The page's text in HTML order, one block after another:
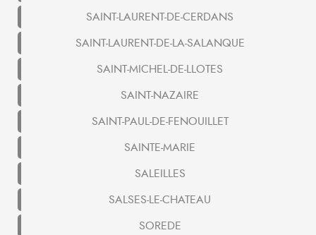
SAINT-LAURENT-DE-CERDANS
SAINT-LAURENT-DE-LA-SALANQUE
SAINT-MICHEL-DE-LLOTES
SAINT-NAZAIRE
SAINT-PAUL-DE-FENOUILLET
SAINTE-MARIE
SALEILLES
SALSES-LE-CHATEAU
SOREDE